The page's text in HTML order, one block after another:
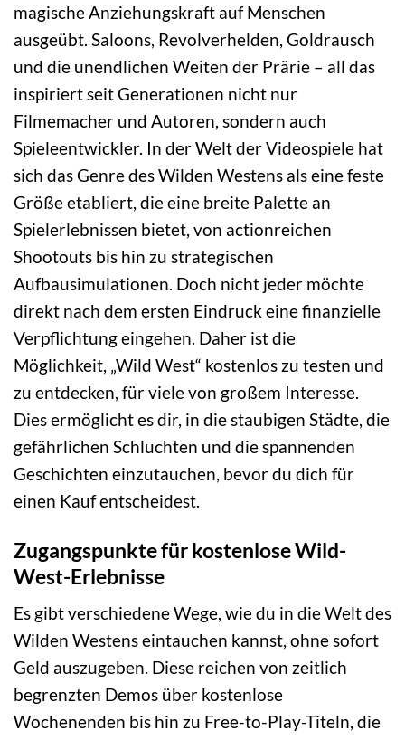
magische Anziehungskraft auf Menschen
ausgeübt. Saloons, Revolverhelden, Goldrausch
und die unendlichen Weiten der Prärie – all das
inspiriert seit Generationen nicht nur
Filmemacher und Autoren, sondern auch
Spieleentwickler. In der Welt der Videospiele hat
sich das Genre des Wilden Westens als eine feste
Größe etabliert, die eine breite Palette an
Spielerlebnissen bietet, von actionreichen
Shootouts bis hin zu strategischen
Aufbausimulationen. Doch nicht jeder möchte
direkt nach dem ersten Eindruck eine finanzielle
Verpflichtung eingehen. Daher ist die
Möglichkeit, „Wild West“ kostenlos zu testen und
zu entdecken, für viele von großem Interesse.
Dies ermöglicht es dir, in die staubigen Städte, die
gefährlichen Schluchten und die spannenden
Geschichten einzutauchen, bevor du dich für
einen Kauf entscheidest.
Zugangspunkte für kostenlose Wild-
West-Erlebnisse
Es gibt verschiedene Wege, wie du in die Welt des
Wilden Westens eintauchen kannst, ohne sofort
Geld auszugeben. Diese reichen von zeitlich
begrenzten Demos über kostenlose
Wochenenden bis hin zu Free-to-Play-Titeln, die